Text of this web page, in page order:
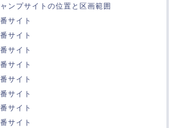
ンプサイトの位置と区画範囲
サイト
サイト
サイト
サイト
サイト
サイト
サイト
サイト